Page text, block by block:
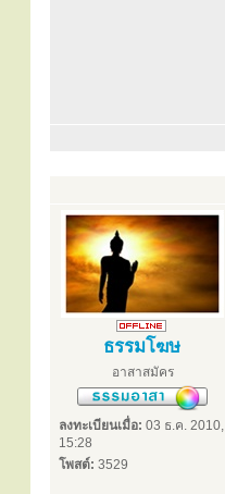
ธรรมโฆษ
อาสาสมัคร
ลงทะเบียนเมื่อ: 03 ธ.ค. 2010,
15:28
โพสต์: 3529